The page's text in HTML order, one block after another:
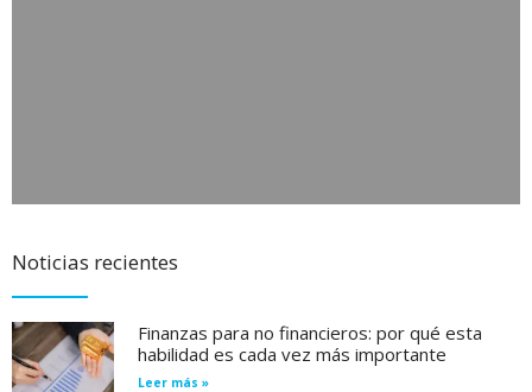
Noticias recientes
Finanzas para no financieros: por qué esta
habilidad es cada vez más importante
Leer más »